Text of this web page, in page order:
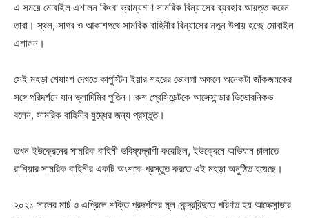
এ সময়ে মোবাইল এশালন কিংবা ভ্রাম্যমাণ সামরিক বিন্যাসের ব্যবহার আয়ত্ত করেন
তারা। স্থল, সাগর ও আকাশপথে সামরিক বাহিনীর বিন্যাসের নতুন উপায় হচ্ছে মোবাইল
এশালন।
সেই মহড়া শেষাংশ দেখতে কাপুস্টিন ইয়ার শহরের ভোলগা অঞ্চলে অনেকটা জাঁকজমকের
সঙ্গে পরিদর্শনে যান ভ্লাদিমির পুতিন। রুশ প্রেসিডেন্টকে আলেক্সান্ডার ডিভোরনিকভ
বলেন, সামরিক বাহিনীর যুদ্ধের জন্য প্রস্তুত।
তখন ইউক্রেনের সামরিক বাহিনী ভবিষ্যদ্বাণী করেছিল, ইউক্রেনে অভিযান চালাতে
রাশিয়ার সামরিক বাহিনীর একটি অংশকে প্রস্তুত করতে এই মহড়া অনুষ্ঠিত হয়েছে।
২০২১ সালের মার্চ ও এপ্রিলে শক্তি প্রদর্শনের মূল কেন্দ্রবিন্দুতে পরিণত হয় আলেক্সান্ডার